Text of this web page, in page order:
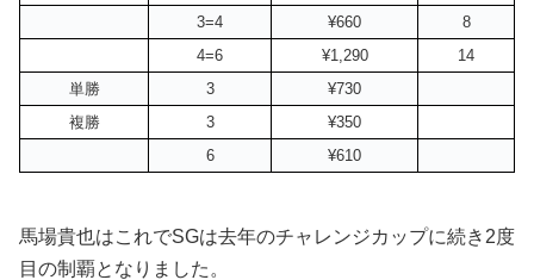
3=4
¥660
8
4=6
¥1,290
14
単勝
3
¥730
複勝
3
¥350
6
¥610
馬場貴也はこれでSGは去年のチャレンジカップに続き2度
目の制覇となりました。